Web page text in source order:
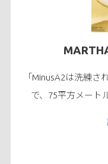
「MinusA2は洗練さ
で、75平方メート